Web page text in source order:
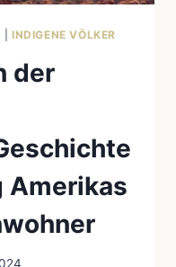
|INDIGENE VÖLKER
der
Amerikas